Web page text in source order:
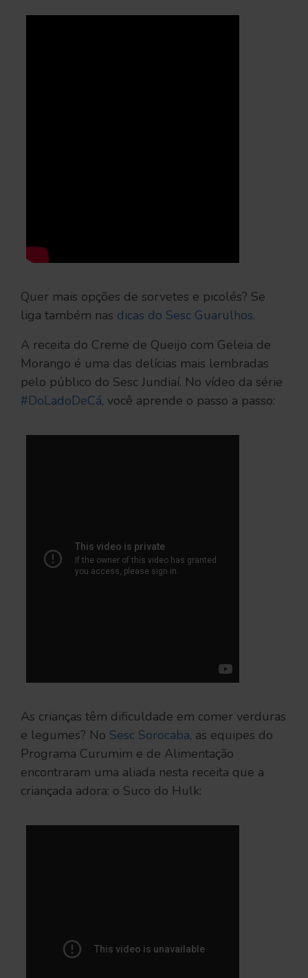
Quer mais opções de sorvetes e picolés? Se
liga também nas dicas do Sesc Guarulhos.
A receita do Creme de Queijo com Geleia de
Morango é uma das delícias mais lembradas
pelo público do Sesc Jundiaí. No vídeo da série
#DoLadoDeCá​, você aprende o passo a passo:
As crianças têm dificuldade em comer verduras
e legumes? No Sesc Sorocaba​, as equipes do
Programa Curumim e de Alimentação
encontraram uma aliada nesta receita que a
criançada adora: o Suco do Hulk: